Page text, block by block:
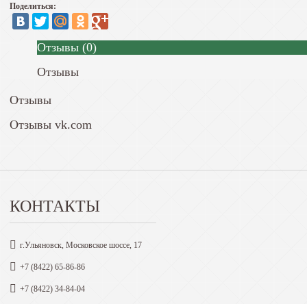
Поделиться:
Отзывы (0)
Отзывы
Отзывы
Отзывы vk.com
КОНТАКТЫ
г.Ульяновск, Московское шоссе, 17
+7 (8422) 65-86-86
+7 (8422) 34-84-04